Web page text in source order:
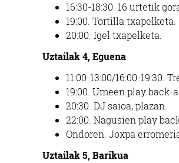
16:30-18:30. 16 urtetik
19:00. Tortilla txapelketa.
20:00. Igel txapelketa.
Uztailak 4, Eguena
11:00-13:00/16:00-19:30.
19:00. Umeen play back-a.
20:30. DJ saioa, plazan.
22:00. Nagusien play
Ondoren. Joxpa
Uztailak 5, Barikua